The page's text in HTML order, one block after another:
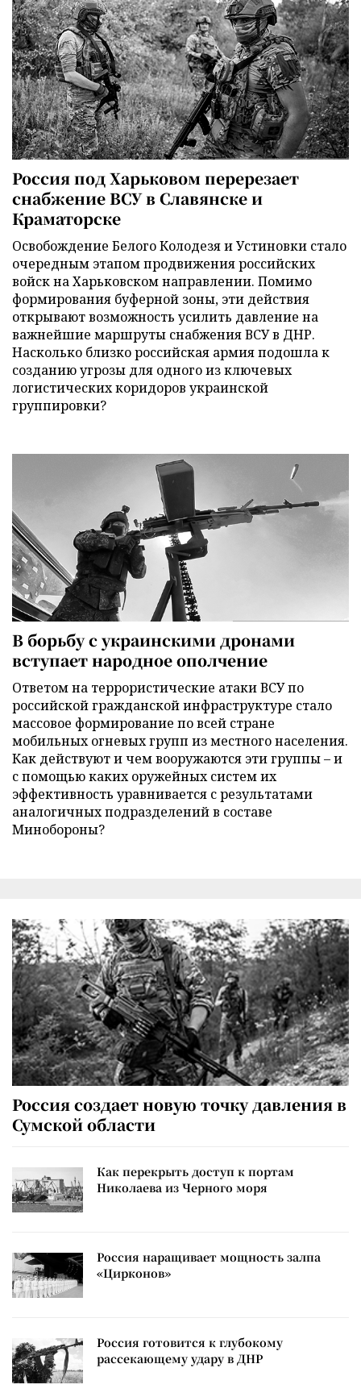
Россия под Харьковом перерезает
снабжение ВСУ в Славянске и
Краматорске
Освобождение Белого Колодезя и Устиновки стало
очередным этапом продвижения российских
войск на Харьковском направлении. Помимо
формирования буферной зоны, эти действия
открывают возможность усилить давление на
важнейшие маршруты снабжения ВСУ в ДНР.
Насколько близко российская армия подошла к
созданию угрозы для одного из ключевых
логистических коридоров украинской
группировки?
В борьбу с украинскими дронами
вступает народное ополчение
Ответом на террористические атаки ВСУ по
российской гражданской инфраструктуре стало
массовое формирование по всей стране
мобильных огневых групп из местного населения.
Как действуют и чем вооружаются эти группы – и
с помощью каких оружейных систем их
эффективность уравнивается с результатами
аналогичных подразделений в составе
Минобороны?
Россия создает новую точку давления в
Сумской области
Как перекрыть доступ к портам
Николаева из Черного моря
Россия наращивает мощность залпа
«Цирконов»
Россия готовится к глубокому
рассекающему удару в ДНР